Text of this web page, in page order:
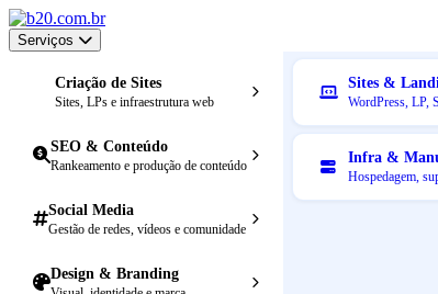
Serviços
Criação de Sites
Sites, LPs e infraestrutura web
SEO & Conteúdo
Rankeamento e produção de conteúdo
Social Media
Gestão de redes, vídeos e comunidade
Design & Branding
Sites &
WordPress, LP,
Infra &
Hospedagem,